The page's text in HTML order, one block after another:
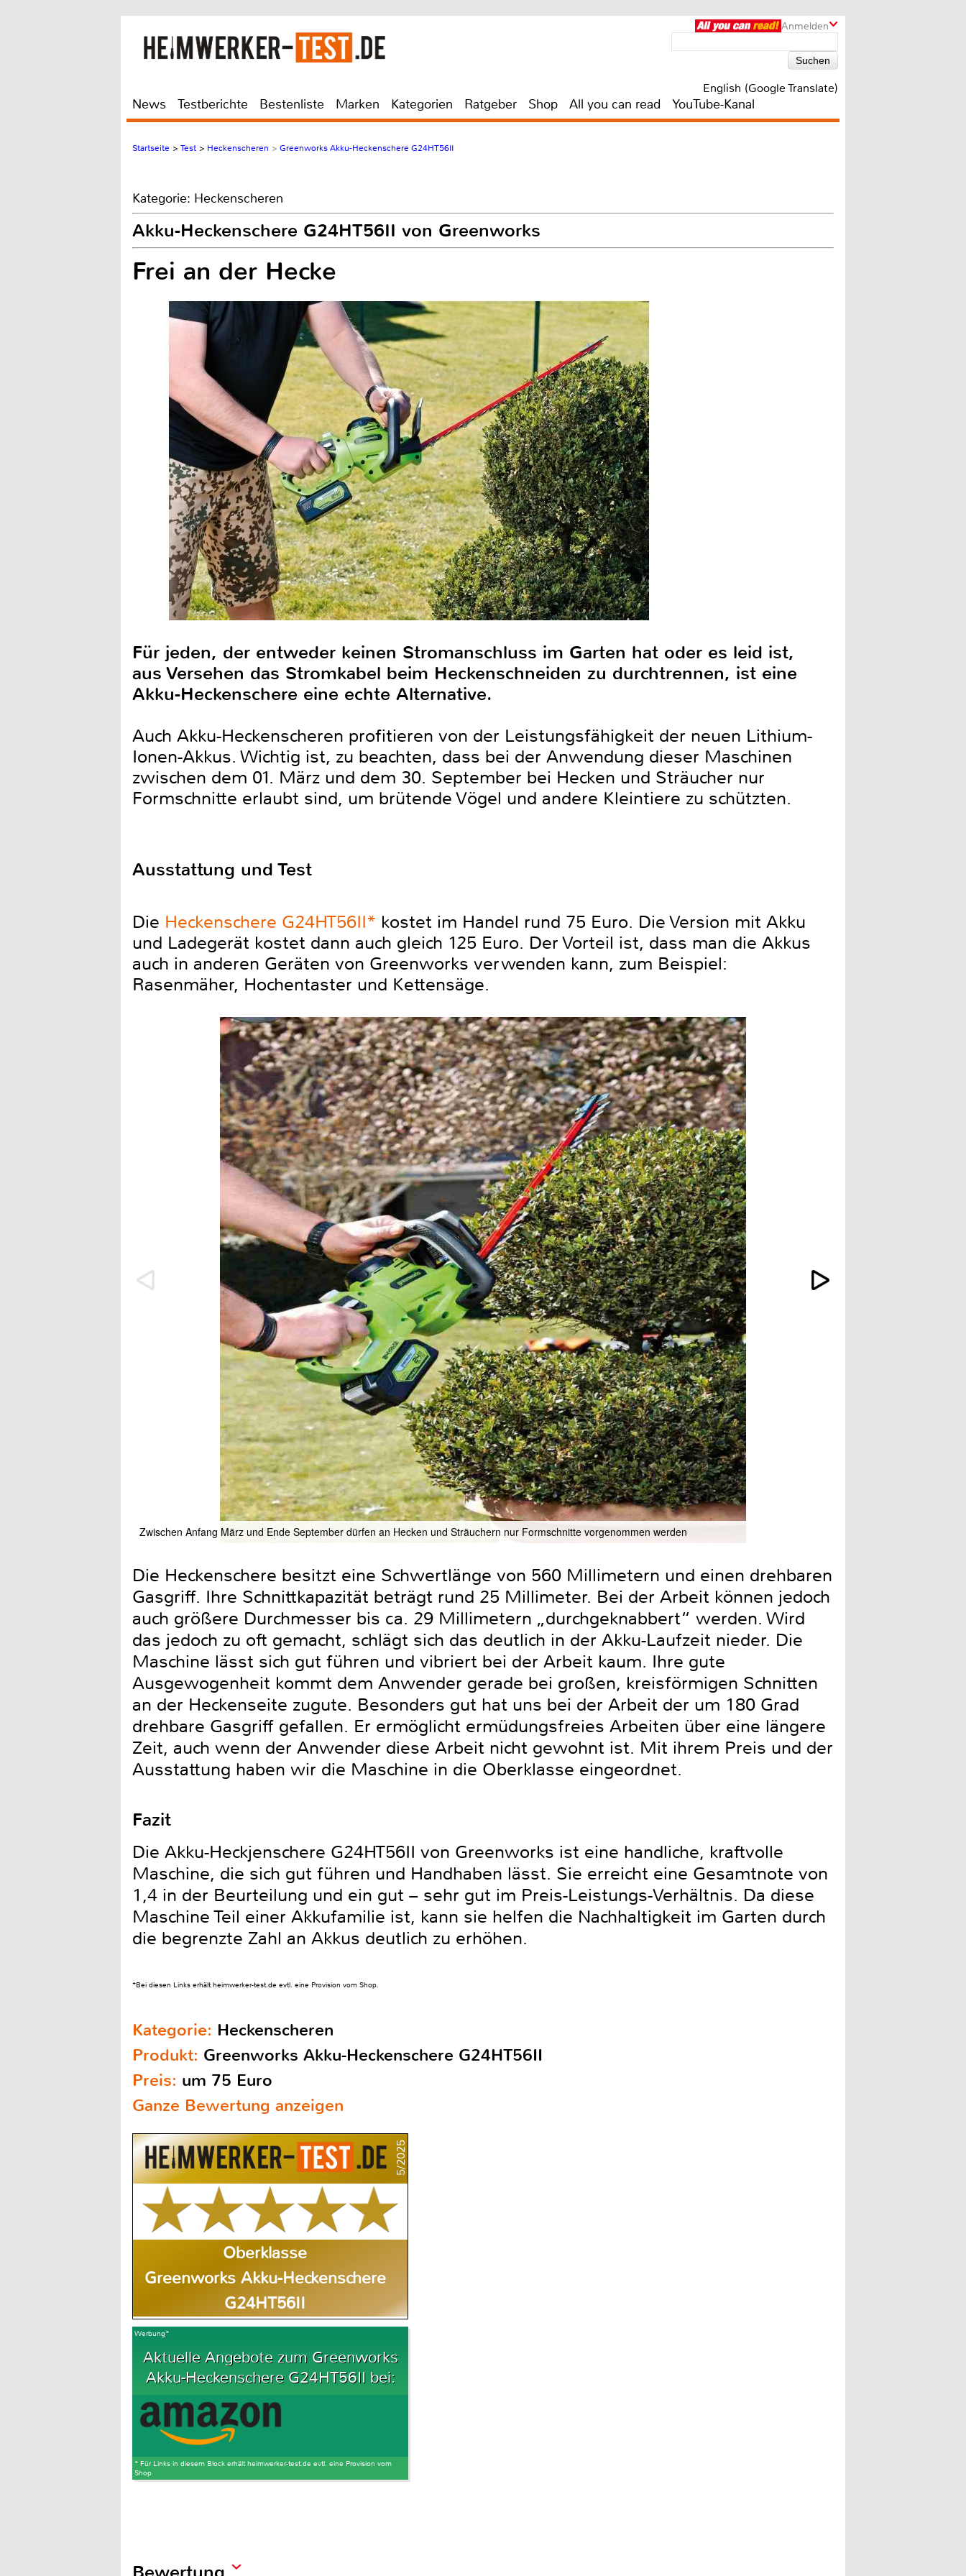
Anmelden
English (Google Translate)
News Testberichte Bestenliste Marken Kategorien Ratgeber Shop All you can read YouTube-Kanal
Startseite > Test > Heckenscheren > Greenworks Akku-Heckenschere G24HT56II
Kategorie: Heckenscheren
Akku-Heckenschere G24HT56II von Greenworks
Frei an der Hecke
Für jeden, der entweder keinen Stromanschluss im Garten hat oder es leid ist,
aus Versehen das Stromkabel beim Heckenschneiden zu durchtrennen, ist eine
Akku-Heckenschere eine echte Alternative.
Auch Akku-Heckenscheren profitieren von der Leistungsfähigkeit der neuen Lithium-
Ionen-Akkus. Wichtig ist, zu beachten, dass bei der Anwendung dieser Maschinen
zwischen dem 01. März und dem 30. September bei Hecken und Sträucher nur
Formschnitte erlaubt sind, um brütende Vögel und andere Kleintiere zu schützten.
Ausstattung und Test
Die Heckenschere G24HT56II* kostet im Handel rund 75 Euro. Die Version mit Akku
und Ladegerät kostet dann auch gleich 125 Euro. Der Vorteil ist, dass man die Akkus
auch in anderen Geräten von Greenworks verwenden kann, zum Beispiel:
Rasenmäher, Hochentaster und Kettensäge.
Zwischen Anfang März und Ende September dürfen an Hecken und Sträuchern nur Formschnitte vorgenommen werden
Die Heckenschere besitzt eine Schwertlänge von 560 Millimetern und einen drehbaren
Gasgriff. Ihre Schnittkapazität beträgt rund 25 Millimeter. Bei der Arbeit können jedoch
auch größere Durchmesser bis ca. 29 Millimetern „durchgeknabbert“ werden. Wird
das jedoch zu oft gemacht, schlägt sich das deutlich in der Akku-Laufzeit nieder. Die
Maschine lässt sich gut führen und vibriert bei der Arbeit kaum. Ihre gute
Ausgewogenheit kommt dem Anwender gerade bei großen, kreisförmigen Schnitten
an der Heckenseite zugute. Besonders gut hat uns bei der Arbeit der um 180 Grad
drehbare Gasgriff gefallen. Er ermöglicht ermüdungsfreies Arbeiten über eine längere
Zeit, auch wenn der Anwender diese Arbeit nicht gewohnt ist. Mit ihrem Preis und der
Ausstattung haben wir die Maschine in die Oberklasse eingeordnet.
Fazit
Die Akku-Heckjenschere G24HT56II von Greenworks ist eine handliche, kraftvolle
Maschine, die sich gut führen und Handhaben lässt. Sie erreicht eine Gesamtnote von
1,4 in der Beurteilung und ein gut – sehr gut im Preis-Leistungs-Verhältnis. Da diese
Maschine Teil einer Akkufamilie ist, kann sie helfen die Nachhaltigkeit im Garten durch
die begrenzte Zahl an Akkus deutlich zu erhöhen.
*Bei diesen Links erhält heimwerker-test.de evtl. eine Provision vom Shop.
Kategorie: Heckenscheren
Produkt: Greenworks Akku-Heckenschere G24HT56II
Preis: um 75 Euro
Ganze Bewertung anzeigen
5/2025
Oberklasse
Greenworks Akku-Heckenschere
G24HT56II
Werbung*
Aktuelle Angebote zum Greenworks
Akku-Heckenschere G24HT56II bei:
* Für Links in diesem Block erhält heimwerker-test.de evtl. eine Provision vom
Shop